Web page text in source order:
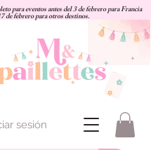
para eventos antes del 3 de febrero para Francia
de febrero para otros destinos.
sesión